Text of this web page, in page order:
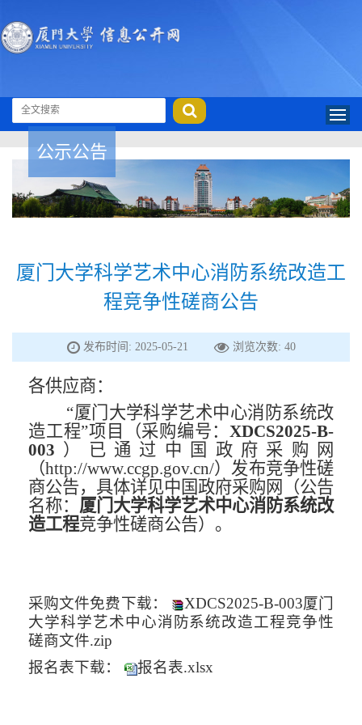
公示公告
厦门大学科学艺术中心消防系统改造工
程竞争性磋商公告
发布时间: 2025-05-21 浏览次数: 40
各供应商：
“厦门大学科学艺术中心消防系统改
造工程”项目（采购编号： XDCS2025-B-
003 ）已 通过 中国政府采购网
（http://www.ccgp.gov.cn/）发布竞争性磋
商公告，具体详见中国政府采购网（公告
名称： 厦门大学科学艺术中心消防系统改
造工程竞争性磋商公告）。
采购文件免费下载：
XDCS2025-B-003厦门
大学科学艺术中心消防系统改造工程竞争性
磋商文件.zip
报名表下载： 报名表.xlsx